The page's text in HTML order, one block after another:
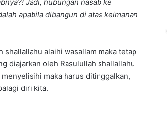
Jadi, hubungan nasab ke
apabila dibangun di atas keimanan
shallallahu alaihi wasallam maka tetap
diajarkan oleh Rasulullah shallallahu
maka harus ditinggalkan,
diri kita.